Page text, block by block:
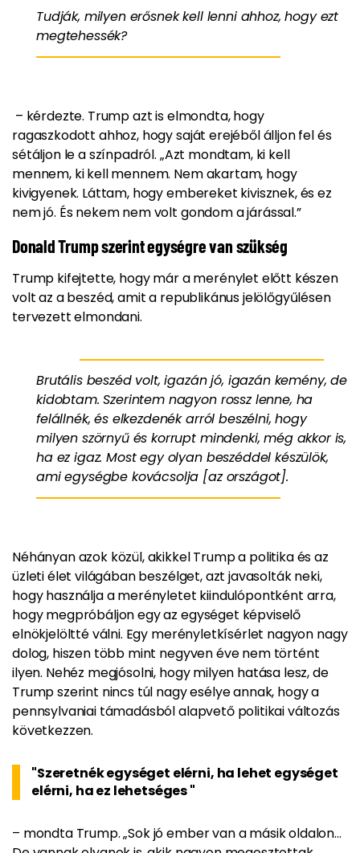
Tudják, milyen erősnek kell lenni ahhoz, hogy ezt
megtehessék?
– kérdezte. Trump azt is elmondta, hogy
ragaszkodott ahhoz, hogy saját erejéből álljon fel és
sétáljon le a színpadról. „Azt mondtam, ki kell
mennem, ki kell mennem. Nem akartam, hogy
kivigyenek. Láttam, hogy embereket kivisznek, és ez
nem jó. És nekem nem volt gondom a járással.”
Donald Trump szerint egységre van szükség
Trump kifejtette, hogy már a merénylet előtt készen
volt az a beszéd, amit a republikánus jelölőgyűlésen
tervezett elmondani.
Brutális beszéd volt, igazán jó, igazán kemény, de
kidobtam. Szerintem nagyon rossz lenne, ha
felállnék, és elkezdenék arról beszélni, hogy
milyen szörnyű és korrupt mindenki, még akkor is,
ha ez igaz. Most egy olyan beszéddel készülök,
ami egységbe kovácsolja [az országot].
Néhányan azok közül, akikkel Trump a politika és az
üzleti élet világában beszélget, azt javasolták neki,
hogy használja a merényletet kiindulópontként arra,
hogy megpróbáljon egy az egységet képviselő
elnökjelöltté válni. Egy merényletkísérlet nagyon nagy
dolog, hiszen több mint negyven éve nem történt
ilyen. Nehéz megjósolni, hogy milyen hatása lesz, de
Trump szerint nincs túl nagy esélye annak, hogy a
pennsylvaniai támadásból alapvető politikai változás
következzen.
"Szeretnék egységet elérni, ha lehet egységet
elérni, ha ez lehetséges "
– mondta Trump. „Sok jó ember van a másik oldalon…